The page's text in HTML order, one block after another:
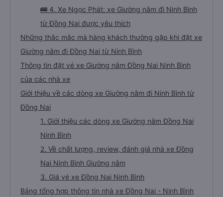
🚌 4. Xe Ngọc Phát: xe Giường nằm đi Ninh Bình
từ Đồng Nai được yêu thích
Những thắc mắc mà hàng khách thường gặp khi đặt xe
Giường nằm đi Đồng Nai từ Ninh Bình
Thông tin đặt vé xe Giường nằm Đồng Nai Ninh Bình
của các nhà xe
Giới thiệu về các dòng xe Giường nằm đi Ninh Bình từ
Đồng Nai
1. Giới thiệu các dòng xe Giường nằm Đồng Nai
Ninh Bình
2. Về chất lượng, review, đánh giá nhà xe Đồng
Nai Ninh Bình Giường nằm
3. Giá vé xe Đồng Nai Ninh Bình
Bảng tổng hợp thông tin nhà xe Đồng Nai - Ninh Bình